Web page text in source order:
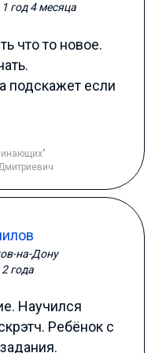
1 год 4 месяца
что то новое.
подскажет если
на-Дону
2 года
Научился
Ребёнок с